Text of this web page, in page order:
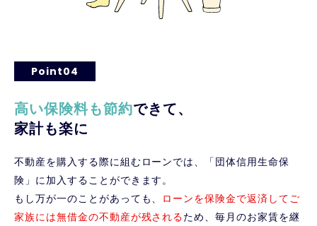
Point04
高い保険料も節約できて、
家計も楽に
不動産を購入する際に組むローンでは、「団体信用生命保
険」に加入することができます。
もし万が一のことがあっても、 ローンを保険金で返済してご
家族には無借金の不動産が残されるため、毎月のお家賃を継